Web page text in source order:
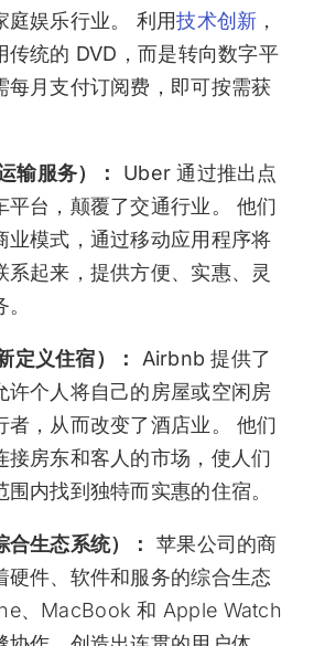
庭娱乐行业。 利用技术创新 ，
传统的 DVD，而是转向数字平
每月支付订阅费，即可按需获
输服务）：
Uber 通过推出点
平台，颠覆了交通行业。 他们
业模式，通过移动应用程序将
系起来，提供方便、实惠、灵
定义住宿）：
Airbnb 提供了
许个人将自己的房屋或空闲房
者，从而改变了酒店业。 他们
接房东和客人的市场，使人们
内找到独特而实惠的住宿。
生态系统）：
苹果公司的商
硬件、软件和服务的综合生态
、MacBook 和 Apple Watch